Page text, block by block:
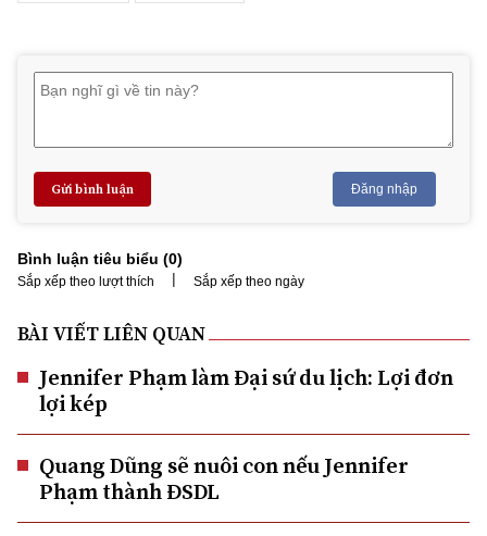
Gửi bình luận Đăng nhập
Bình luận tiêu biểu (0)
Sắp xếp theo lượt thích | Sắp xếp theo ngày
BÀI VIẾT LIÊN QUAN
Jennifer Phạm làm Đại sứ du lịch: Lợi đơn
lợi kép
Quang Dũng sẽ nuôi con nếu Jennifer
Phạm thành ĐSDL